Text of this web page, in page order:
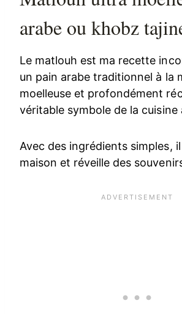
arabe ou khobz
Le matlouh est ma recette
un pain arabe traditionnel à la
moelleuse et profondément
véritable symbole de la cuisine
Avec des ingrédients simples,
maison et réveille des